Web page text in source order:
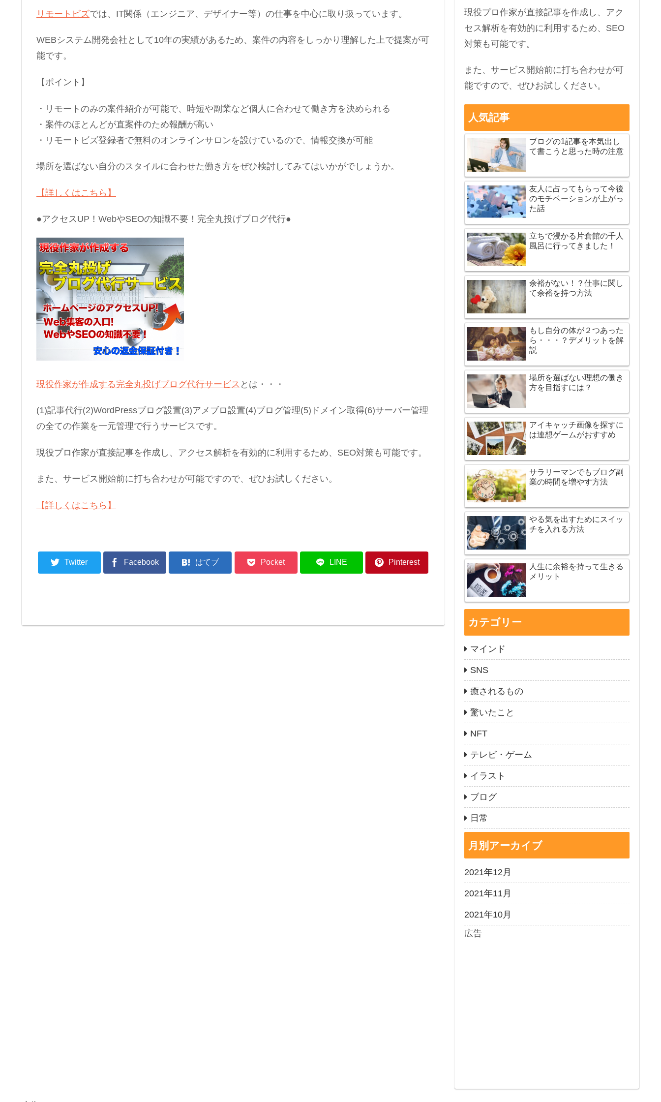
リモートビズでは、IT関係（エンジニア、デザイナー等）の仕事を中心に取り扱っています。
WEBシステム開発会社として10年の実績があるため、案件の内容をしっかり理解した上で提案が可
能です。
【ポイント】
・リモートのみの案件紹介が可能で、時短や副業など個人に合わせて働き方を決められる
・案件のほとんどが直案件のため報酬が高い
・リモートビズ登録者で無料のオンラインサロンを設けているので、情報交換が可能
場所を選ばない自分のスタイルに合わせた働き方をぜひ検討してみてはいかがでしょうか。
【詳しくはこちら】
●アクセスUP！WebやSEOの知識不要！完全丸投げブログ代行●
現役作家が作成する完全丸投げブログ代行サービス とは・・・
(1)記事代行(2)WordPressブログ設置(3)アメブロ設置(4)ブログ管理(5)ドメイン取得(6)サーバー管理
の全ての作業を一元管理で行うサービスです。
現役プロ作家が直接記事を作成し、アクセス解析を有効的に利用するため、SEO対策も可能です。
また、サービス開始前に打ち合わせが可能ですので、ぜひお試しください。
【詳しくはこちら】
Twitter Facebook はてブ Pocket LINE Pinterest
現役プロ作家が直接記事を作成し、アク
セス解析を有効的に利用するため、SEO
対策も可能です。
また、サービス開始前に打ち合わせが可
能ですので、ぜひお試しください。
人気記事
ブログの1記事を本気出し
て書こうと思った時の注意
友人に占ってもらって今後
のモチベーションが上がっ
た話
立ちで浸かる片倉館の千人
風呂に行ってきました！
余裕がない！？仕事に関し
て余裕を持つ方法
もし自分の体が２つあった
ら・・・？デメリットを解
説
場所を選ばない理想の働き
方を目指すには？
アイキャッチ画像を探すに
は連想ゲームがおすすめ
サラリーマンでもブログ副
業の時間を増やす方法
やる気を出すためにスイッ
チを入れる方法
人生に余裕を持って生きる
メリット
カテゴリー
マインド
SNS
癒されるもの
驚いたこと
NFT
テレビ・ゲーム
イラスト
ブログ
日常
月別アーカイブ
2021年12月
2021年11月
2021年10月
広告